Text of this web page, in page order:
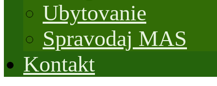
Ubytovanie
Spravodaj MAS
Kontakt